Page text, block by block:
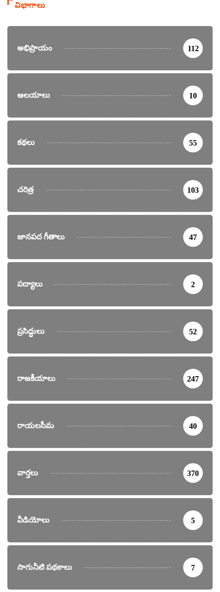
విభాగాలు
అభిప్రాయం 112
ఆలయాలు 10
కథలు 55
చరిత్ర 103
జానపద గీతాలు 47
పద్యాలు 2
ప్రసిద్ధులు 52
రాజకీయాలు 247
రాయలసీమ 40
వార్తలు 370
వీడియోలు 5
సాగునీటి పథకాలు 7